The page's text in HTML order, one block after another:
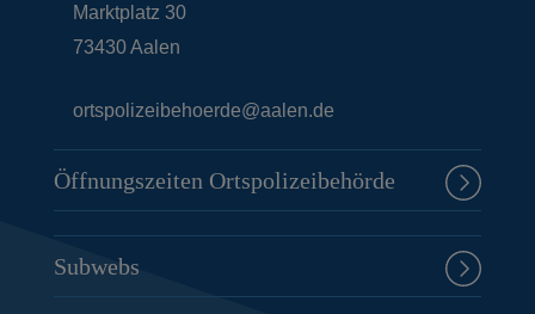
Marktplatz 30
73430Aalen
ortspolizeibehoerde@aalen.de
Öffnungszeiten Ortspolizeibehörde
Subwebs